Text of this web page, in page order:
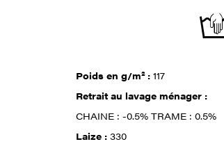
Poids en g/m² :117
Retrait au lavage ménager :
CHAINE : -0.5% TRAME : 0.5%
Laize :330